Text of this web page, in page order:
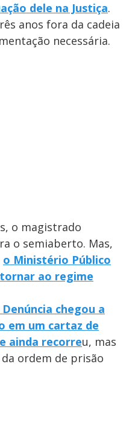
dele na Justiça.
anos fora da cadeia
necessária.
o magistrado
o semiaberto. Mas,
o Ministério Público
ao regime
Denúncia chegou a
em um cartaz de
ainda recorreu, mas
ordem de prisão